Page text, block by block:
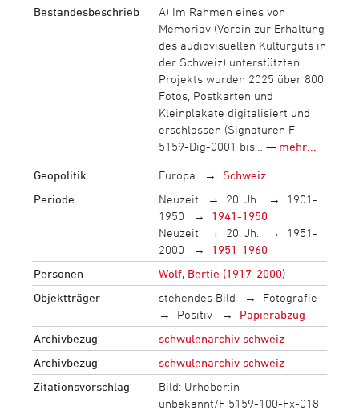
Bestandesbeschrieb
A) Im Rahmen eines von
Memoriav (Verein zur Erhaltung
des audiovisuellen Kulturguts in
der Schweiz) unterstützten
Projekts wurden 2025 über 800
Fotos, Postkarten und
Kleinplakate digitalisiert und
erschlossen (Signaturen F
5159-Dig-0001 bis… — mehr...
Geopolitik Europa
Schweiz
Periode
Neuzeit 20. Jh.
1901-
1950
1941-1950
Neuzeit
20. Jh.
1951-
2000
1951-1960
Personen
Wolf, Bertie (1917-2000)
Objektträger
stehendes Bild
Fotografie
Positiv
Papierabzug
Archivbezug
schwulenarchiv schweiz
Archivbezug
schwulenarchiv schweiz
Zitationsvorschlag
Bild: Urheber:in
unbekannt/F 5159-100-Fx-018